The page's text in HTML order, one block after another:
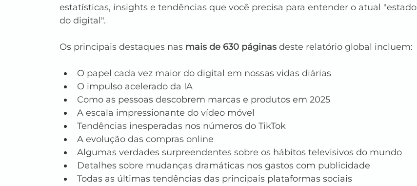
estatísticas, insights e tendências que você precisa para entender o atual "estado
do digital".
Os principais destaques nas mais de 630 páginas deste relatório global incluem:
O papel cada vez maior do digital em nossas vidas diárias
O impulso acelerado da IA
Como as pessoas descobrem marcas e produtos em 2025
A escala impressionante do vídeo móvel
Tendências inesperadas nos números do TikTok
A evolução das compras online
Algumas verdades surpreendentes sobre os hábitos televisivos do mundo
Detalhes sobre mudanças dramáticas nos gastos com publicidade
Todas as últimas tendências das principais plataformas sociais